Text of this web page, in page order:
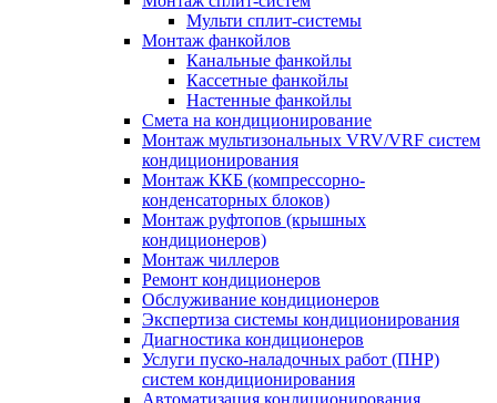
Мульти сплит-системы
Монтаж фанкойлов
Канальные фанкойлы
Кассетные фанкойлы
Настенные фанкойлы
Смета на кондиционирование
Монтаж мультизональных VRV/VRF систем
кондиционирования
Монтаж ККБ (компрессорно-
конденсаторных блоков)
Монтаж руфтопов (крышных
кондиционеров)
Монтаж чиллеров
Ремонт кондиционеров
Обслуживание кондиционеров
Экспертиза системы кондиционирования
Диагностика кондиционеров
Услуги пуско-наладочных работ (ПНР)
систем кондиционирования
Автоматизация кондиционирования